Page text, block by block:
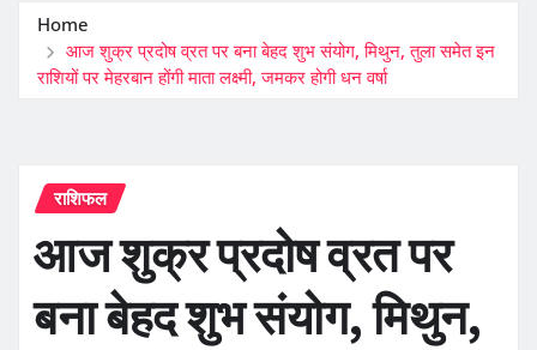
Home
आज शुक्र प्रदोष व्रत पर बना बेहद शुभ संयोग, मिथुन, तुला समेत इन
राशियों पर मेहरबान होंगी माता लक्ष्मी, जमकर होगी धन वर्षा
राशिफल
आज शुक्र प्रदोष व्रत पर
बना बेहद शुभ संयोग, मिथुन,